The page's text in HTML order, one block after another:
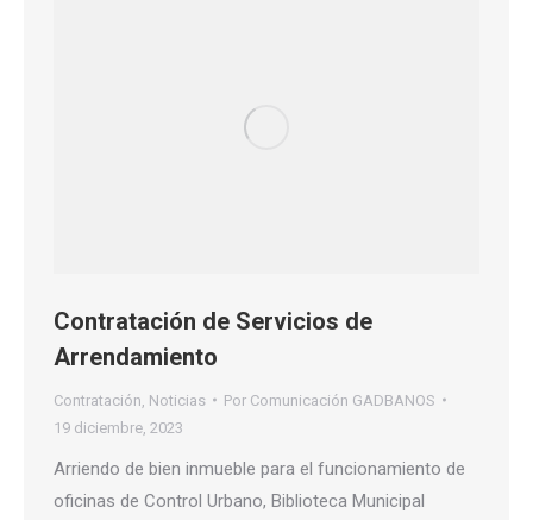
Contratación de Servicios de
Arrendamiento
Contratación Noticias Por Comunicación GADBANOS
19 diciembre, 2023
Arriendo de bien inmueble para el funcionamiento de
oficinas de Control Urbano, Biblioteca Municipal